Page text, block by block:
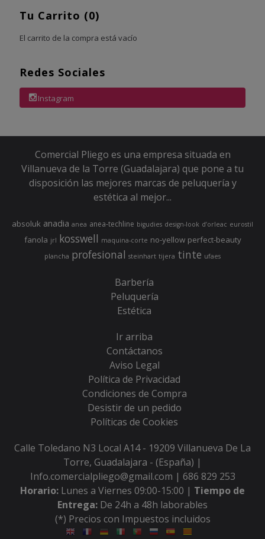
Tu Carrito (0)
El carrito de la compra está vacío
Redes Sociales
Instagram
Comercial Pliego es una empresa situada en
Villanueva de la Torre (Guadalajara) que pone a tu
disposición las mejores marcas de peluquería y
estética al mejor...
absoluk anadia anea anea-techline bigudies design-look d’orleac eurostil
fanola jrl kosswell maquina-corte no-yellow perfect-beauty
plancha profesional steinhart tijera tinte ufaes
Barbería
Peluquería
Estética
Ir arriba
Contáctanos
Aviso Legal
Política de Privacidad
Condiciones de Compra
Desistir de un pedido
Políticas de Cookies
Calle Toledano N3 Local A14 - 19209 Villanueva De La
Torre, Guadalajara - (España) |
Info.comercialpliego@gmail.com | 686 829 253
Horario: Lunes a Viernes 09:00-15:00 | Tiempo de
Entrega: De 24h a 48h laborables
(*) Precios con Impuestos incluidos